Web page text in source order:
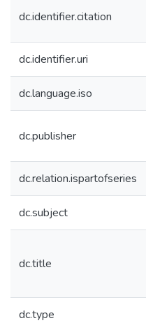
dc.identifier.citation
dc.identifier.uri
dc.language.iso
dc.publisher
dc.relation.ispartofseries
dc.subject
dc.title
dc.type